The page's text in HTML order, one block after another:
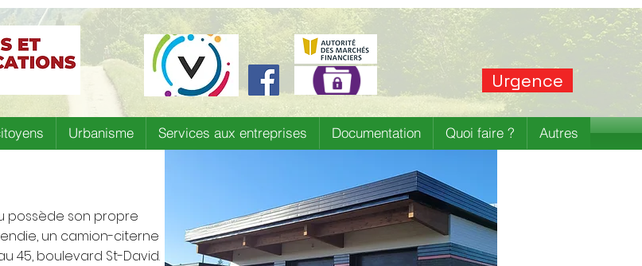
possède son propre
un camion-citerne
45, boulevard St-David.
Urbanisme Services aux entreprises Documentation Quoi faire ? Autres
Urgence